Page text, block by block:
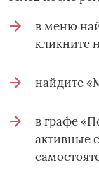
в меню
кликните
найдите
в графе
активные